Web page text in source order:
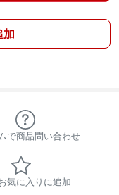
加
で商品問い合わせ
気に入りに追加